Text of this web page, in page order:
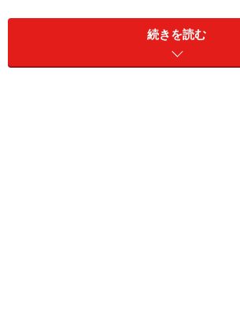
す）。8月1日(木)のオープン説明会&内
続きを読む